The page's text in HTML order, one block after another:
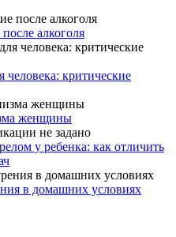
алкоголя
человека: критические
женщины
у ребенка: как отличить
в домашних условиях